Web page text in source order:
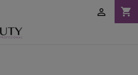
shopping_cart
